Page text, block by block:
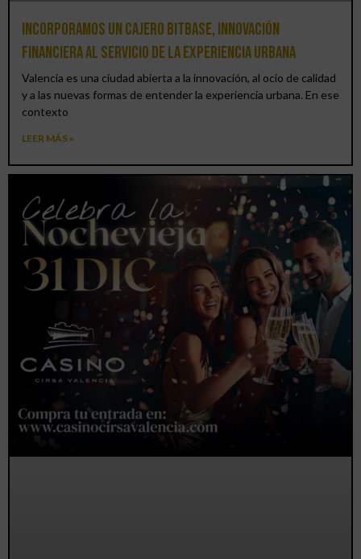
Incorporamos un cajero BitBase, innovación
financiera al servicio de la experiencia urbana
Valencia es una ciudad abierta a la innovación, al ocio de calidad
y a las nuevas formas de entender la experiencia urbana. En ese
contexto
LEER MÁS »